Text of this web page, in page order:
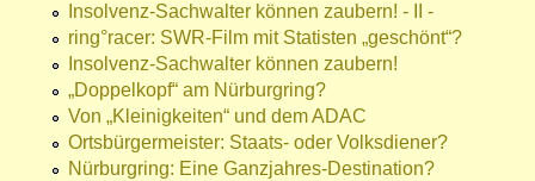
Insolvenz-Sachwalter können zaubern! - II -
ring°racer: SWR-Film mit Statisten „geschönt“?
Insolvenz-Sachwalter können zaubern!
„Doppelkopf“ am Nürburgring?
Von „Kleinigkeiten“ und dem ADAC
Ortsbürgermeister: Staats- oder Volksdiener?
Nürburgring: Eine Ganzjahres-Destination?